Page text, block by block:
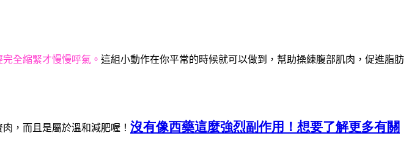
全縮緊才慢慢呼氣。 這組小動作在你平常的時候就可以做到，幫助操練腹部肌肉，促進脂肪
，而且是屬於溫和減肥喔！ 沒有像西藥這麼強烈副作用！想要了解更多有關